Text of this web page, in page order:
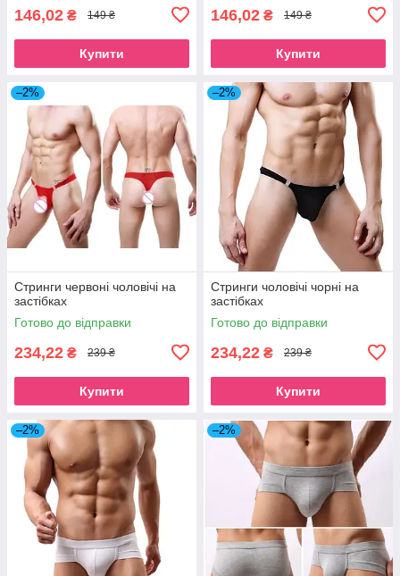
146,02 ₴ 149 ₴
Купити
146,02 ₴ 149 ₴
Купити
–2%
Стринги червоні чоловічі на
застібках
Готово до відправки
234,22 ₴ 239 ₴
Купити
–2%
Стринги чоловічі чорні на
застібках
Готово до відправки
234,22 ₴ 239 ₴
Купити
–2% –2%